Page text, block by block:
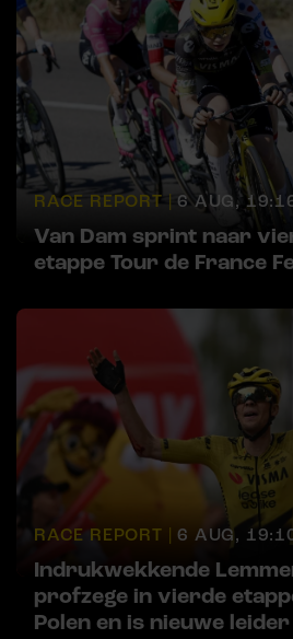
RACE REPORT | 6 AUG,
Van Dam sprint naar
etappe Tour de France
RACE REPORT | 6 AUG,
Indrukwekkende
profzege in vierde
Polen en is nieuwe leider